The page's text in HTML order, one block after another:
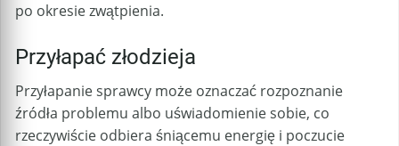
po okresie zwątpienia.
Przyłapać złodzieja
Przyłapanie sprawcy może oznaczać rozpoznanie
źródła problemu albo uświadomienie sobie, co
rzeczywiście odbiera śniącemu energię i poczucie